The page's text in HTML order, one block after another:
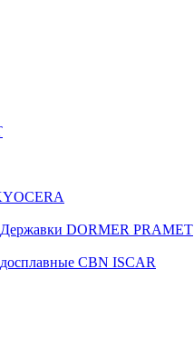
Державки DORMER PRAMET
CBN ISCAR